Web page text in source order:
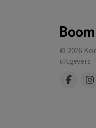
© 2026
uitgevers